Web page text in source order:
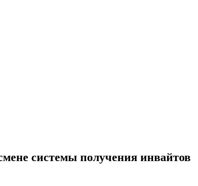
системы получения инвайтов